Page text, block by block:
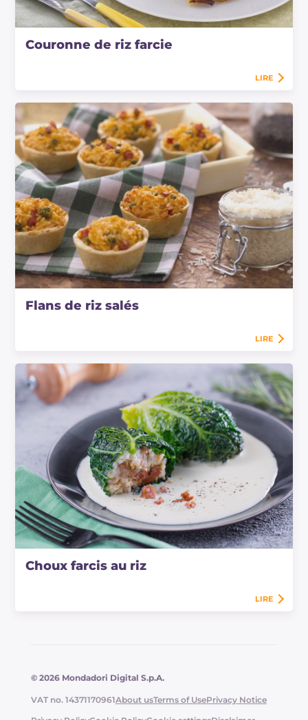
Couronne de riz farcie
LIRE
Flans de riz salés
LIRE
Choux farcis au riz
LIRE
© 2026 Mondadori Digital S.p.A.
VAT no. 14371170961About usTerms of UsePrivacy Notice